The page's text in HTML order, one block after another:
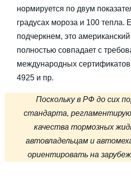
нормируется по двум
градусах мороза и 100 тепла.
подчеркнем, это
полностью совпадает с
международных
4925 и пр.
Поскольку в РФ до сих
стандарта,
качества тормозных
автовладельцам и
ориентировать на